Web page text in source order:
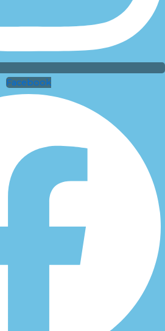
Facebook